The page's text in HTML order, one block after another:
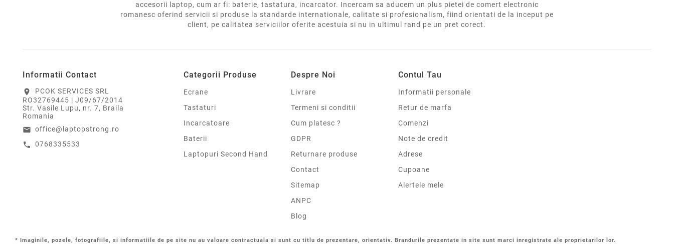
accesorii laptop, cum ar fi: baterie, tastatura, incarcator. Incercam sa aducem un plus pietei de comert electronic
romanesc oferind servicii si produse la standarde internationale, calitate si profesionalism, fiind orientati de la inceput pe
client, pe calitatea serviciilor oferite acestuia si nu in ultimul rand pe un pret corect.
Informatii Contact
location_on
PCOK SERVICES SRL
RO32769445 | J09/67/2014
Str. Vasile Lupu, nr. 7, Braila
Romania
email office@laptopstrong.ro
call 0768335533
Categorii Produse
Ecrane
Tastaturi
Incarcatoare
Baterii
Laptopuri Second Hand
Despre Noi
Livrare
Termeni si conditii
Cum platesc ?
GDPR
Returnare produse
Contact
Sitemap
ANPC
Blog
Contul Tau
Informatii personale
Retur de marfa
Comenzi
Note de credit
Adrese
Cupoane
Alertele mele
* Imaginile, pozele, fotografiile, si informatiile de pe site nu au valoare contractuala si sunt cu titlu de prezentare, orientativ. Brandurile prezentate in site sunt marci inregistrate ale proprietarilor lor.